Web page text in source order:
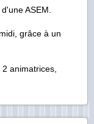
ASEM.
grâce à un
animatrices,